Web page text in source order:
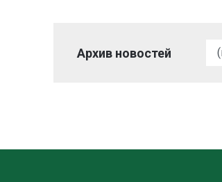
Архив новостей